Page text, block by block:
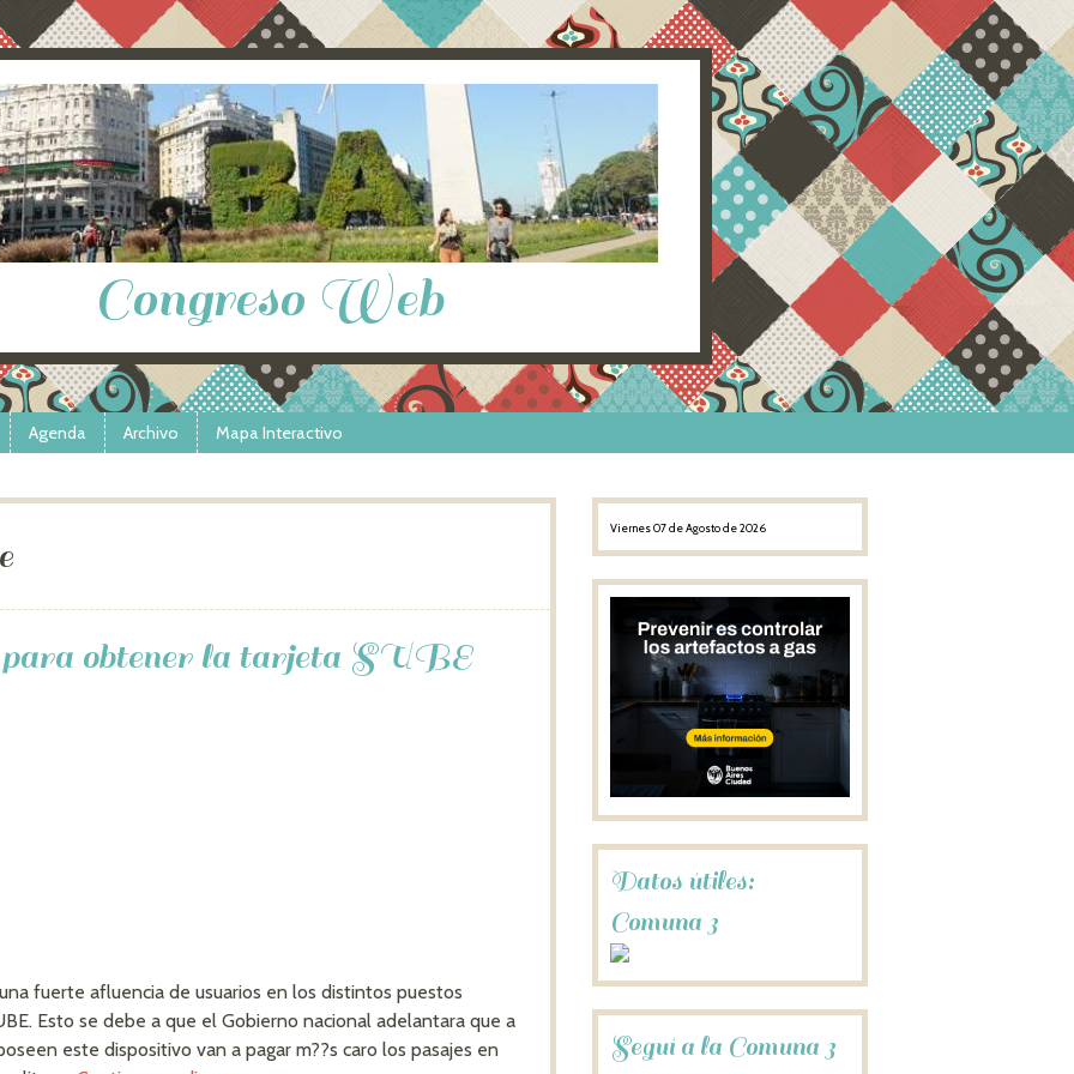
Congreso Web
Agenda Archivo Mapa Interactivo
obtener la tarjeta SUBE
fuerte afluencia de usuarios en los distintos puestos
Esto se debe a que el Gobierno nacional adelantara que a
este dispositivo van a pagar m??s caro los pasajes en
Viernes 07 de Agosto de 2026
Datos útiles:
Comuna 3
Seguí a la Comuna 3